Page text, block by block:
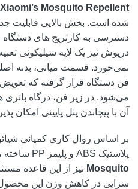
Xiaomi’s Mosquito Repellent
شده است. بخش بالایی قابلیت
دسترسی به کارتریج های دستگاه
درپوش نیز یک لایه سیلیکونی
نمی‌خورد. قسمت میانی، بدنه
فن دستگاه قرار گرفته که تعویض
می‌شود. در زیر فن، درگاه
آن با پیچاندن پنل پایینی امکان
بر اساس روال کاری کمپانی
پلاستیک ABS و پلیمر PP ساخته می‌شوند که
Mosquito
سزایی در کاهش وزن این محصول